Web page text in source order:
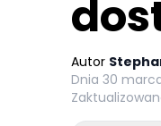
Autor
Dnia 30